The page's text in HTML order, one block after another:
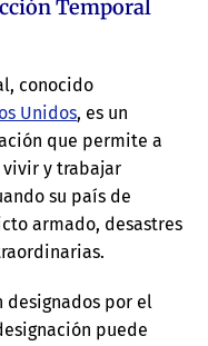
Temporal
conocido
Unidos, es un
que permite a
vivir y trabajar
su país de
armado, desastres
designados por el
puede